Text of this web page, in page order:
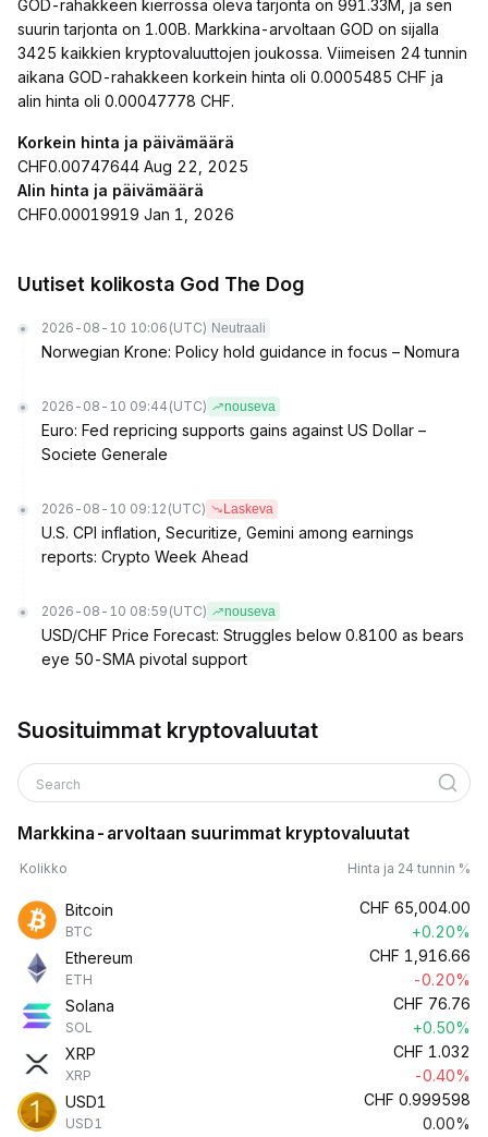
GOD-rahakkeen kierrossa oleva tarjonta on 991.33M, ja sen
suurin tarjonta on 1.00B. Markkina-arvoltaan GOD on sijalla
3425 kaikkien kryptovaluuttojen joukossa. Viimeisen 24 tunnin
aikana GOD-rahakkeen korkein hinta oli 0.0005485 CHF ja
alin hinta oli 0.00047778 CHF.
Korkein hinta ja päivämäärä
CHF0.00747644 Aug 22, 2025
Alin hinta ja päivämäärä
CHF0.00019919 Jan 1, 2026
Uutiset kolikosta God The Dog
2026-08-10 10:06 (UTC) Neutraali
Norwegian Krone: Policy hold guidance in focus – Nomura
2026-08-10 09:44 (UTC) nouseva
Euro: Fed repricing supports gains against US Dollar –
Societe Generale
2026-08-10 09:12 (UTC) Laskeva
U.S. CPI inflation, Securitize, Gemini among earnings
reports: Crypto Week Ahead
2026-08-10 08:59 (UTC) nouseva
USD/CHF Price Forecast: Struggles below 0.8100 as bears
eye 50-SMA pivotal support
Suosituimmat kryptovaluutat
Search
Markkina-arvoltaan suurimmat kryptovaluutat
Kolikko Hinta ja 24 tunnin %
Bitcoin
BTC
CHF 65,004.00
+0.20%
Ethereum
ETH
CHF 1,916.66
-0.20%
Solana
SOL
CHF 76.76
+0.50%
XRP
XRP
CHF 1.032
-0.40%
USD1
USD1
CHF 0.999598
0.00%